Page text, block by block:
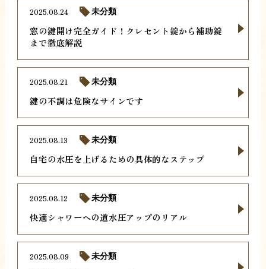
窓の鍵開け完全ガイド！クレセント錠から補助錠
まで徹底解説
2025.08.24 未分類
鍵の不調は危険なサインです
2025.08.21 未分類
自宅の水圧を上げるための具体的なステップ
2025.08.13 未分類
快適シャワーへの道水圧アップのリアル
2025.08.12 未分類
2025.08.09 未分類